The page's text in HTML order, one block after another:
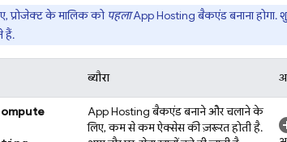
प्रोजेक्ट के मालिक को पहलाApp Hostingबैकएंड बनाना
हैं.
ब्यौरा
App Hostingबैकएंड बनाने और चलाने के
लिए, कम से कम ऐक्सेस की ज़रूरत होती है.